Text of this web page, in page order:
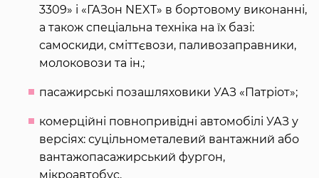
3309» і «ГАЗон NEXT» в бортовому виконанні,
а також спеціальна техніка на їх базі:
самоскиди, сміттєвози, паливозаправники,
молоковози та ін.;
пасажирські позашляховики УАЗ «Патріот»;
комерційні повнопривідні автомобілі УАЗ у
версіях: суцільнометалевий вантажний або
вантажопасажирський фургон,
мікроавтобус.